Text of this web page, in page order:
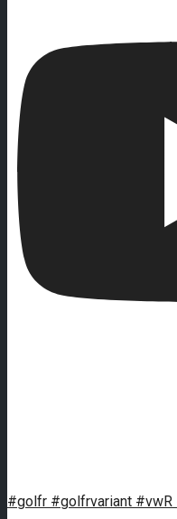
#golfr #golfrvariant